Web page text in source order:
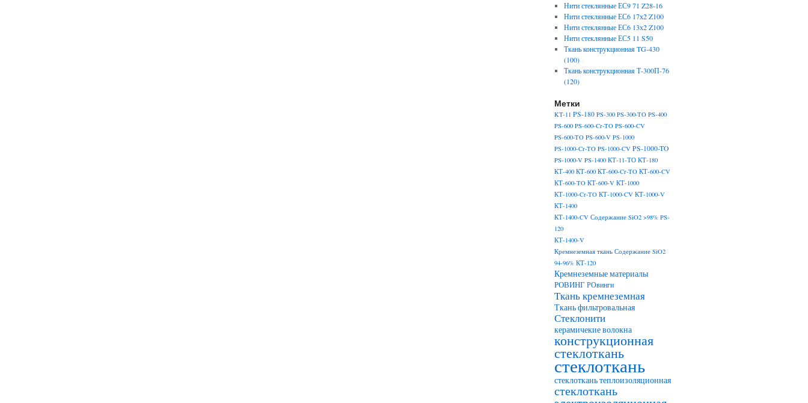
Нити стеклянные ЕС9 71 Z28-16
Нити стеклянные ЕС6 17х2 Z100
Нити стеклянные ЕС6 13х2 Z100
Нити стеклянные ЕС5 11 S50
Ткань конструкционная TG-430
(100)
Ткань конструкционная Т-300П-76
(120)
Метки
KT-11 PS-180 PS-300 PS-300-TO PS-400
PS-600 PS-600-Cr-TO PS-600-CV
PS-600-TO PS-600-V PS-1000
PS-1000-Cr-TO PS-1000-CV PS-1000-TO
PS-1000-V PS-1400 КТ-11-ТО КТ-180
КТ-400 КТ-600 КТ-600-Cr-TO КТ-600-CV
КТ-600-TO КТ-600-V КТ-1000
КТ-1000-Cr-TO КТ-1000-CV КТ-1000-V
КТ-1400
КТ-1400-CV Содержание SiO2 >98% PS-
120
КТ-1400-V
Кремнеземная ткань Содержание SiO2
94-96% КТ-120
Кремнеземные материалы
РОВИНГ РОвинги
Ткань кремнеземная
Ткань фильтровальная
Стеклонити
керамичекие волокна
конструкционная
стеклоткань
стеклоткань
стеклоткань теплоизоляционная
стеклоткань